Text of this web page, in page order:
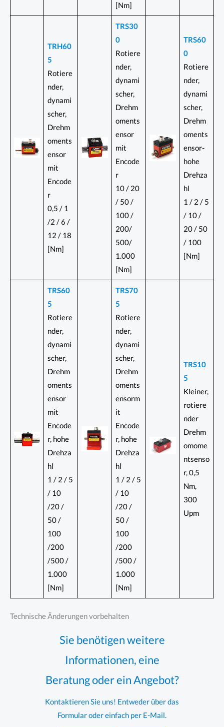
[Nm]
TRH60
5
Rotiere
nder,
dynami
scher,
Drehm
oments
ensor
mit
Encode
r
0,5 / 1
/2 / 6 /
12 / 18
[Nm]
TRS30
0
Rotiere
nder,
dynami
scher,
Drehm
oments
ensor
mit
Encode
r
10 / 20
/ 50 /
100 /
200/
500/
1.000
[Nm]
TRS60
0
Rotiere
nder,
dynami
scher,
Drehm
oments
ensor-
hohe
Drehza
hl
1 / 2 / 5
/ 10 /
20 / 50
/ 100
[Nm]
TRS60
5
Rotiere
nder,
dynami
scher,
Drehm
oments
ensor
mit
Encode
r, hohe
Drehza
hl
1 / 2 / 5
/ 10
/20 /
50 /
100
/200
/500 /
1.000
[Nm]
TRS70
5
Rotiere
nder,
dynami
scher,
Drehm
oments
ensorm
it
Encode
r, hohe
Drehza
hl
1 / 2 / 5
/ 10
/20 /
50 /
100
/200
/500 /
1.000
[Nm]
TRS10
5
Kleiner,
rotiere
nder
Drehm
omome
ntsenso
r, 0,5
Nm,
300
Upm
Technische Änderungen vorbehalten
Sie benötigen weitere
Informationen, eine
Beratung oder ein Angebot?
Kontaktieren Sie uns! Entweder über das
Formular oder einfach per E-Mail.